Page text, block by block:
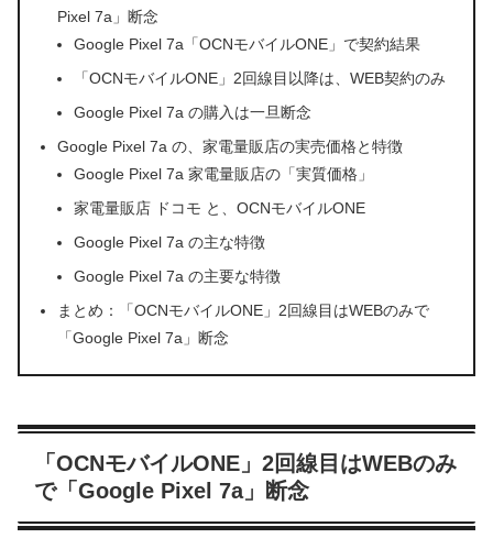
Pixel 7a」断念
Google Pixel 7a「OCNモバイルONE」で契約結果
「OCNモバイルONE」2回線目以降は、WEB契約のみ
Google Pixel 7a の購入は一旦断念
Google Pixel 7a の、家電量販店の実売価格と特徴
Google Pixel 7a 家電量販店の「実質価格」
家電量販店 ドコモ と、OCNモバイルONE
Google Pixel 7a の主な特徴
Google Pixel 7a の主要な特徴
まとめ：「OCNモバイルONE」2回線目はWEBのみで
「Google Pixel 7a」断念
「OCNモバイルONE」2回線目はWEBのみ
で「Google Pixel 7a」断念